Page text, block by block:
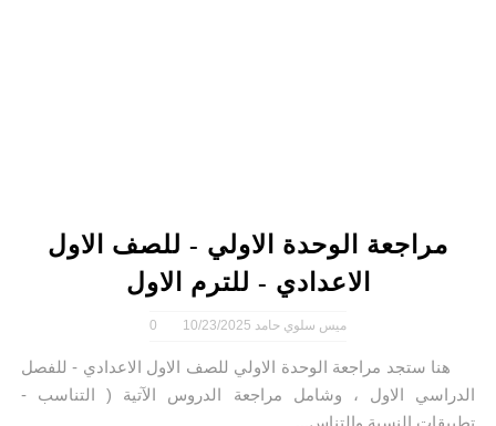
مراجعة الوحدة الاولي - للصف الاول
الاعدادي - للترم الاول
ميس سلوي حامد 10/23/2025
0
هنا ستجد مراجعة الوحدة الاولي للصف الاول الاعدادي - للفصل
الدراسي الاول ، وشامل مراجعة الدروس الآتية ( التناسب -
تطبيقات النسبة والتناس...